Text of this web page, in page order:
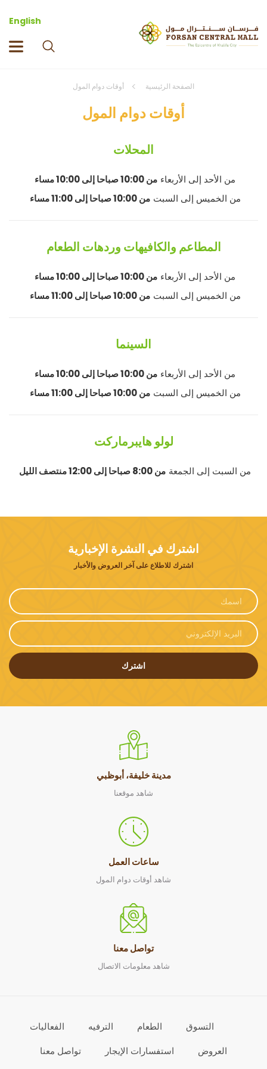
English
الصفحة الرئيسية أوقات دوام المول
أوقات دوام المول
المحلات
من الأحد إلى الأربعاء من 10:00 صباحا إلى 10:00 مساء
من الخميس إلى السبت من 10:00 صباحا إلى 11:00 مساء
المطاعم والكافيهات وردهات الطعام
من الأحد إلى الأربعاء من 10:00 صباحا إلى 10:00 مساء
من الخميس إلى السبت من 10:00 صباحا إلى 11:00 مساء
السينما
من الأحد إلى الأربعاء من 10:00 صباحا إلى 10:00 مساء
من الخميس إلى السبت من 10:00 صباحا إلى 11:00 مساء
لولو هايبرماركت
من السبت إلى الجمعة من 8:00 صباحا إلى 12:00 منتصف الليل
اشترك في النشرة الإخبارية
اشترك للاطلاع على آخر العروض والأخبار
اشترك
مدينة خليفة، أبوظبي
شاهد موقعنا
ساعات العمل
شاهد أوقات دوام المول
تواصل معنا
شاهد معلومات الاتصال
التسوق الطعام الترفيه
الفعاليات
العروض
استفسارات الإيجار تواصل معنا